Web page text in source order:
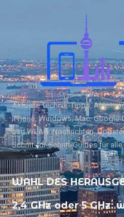
Aktuelle Technik‑Tipps,
iPhone, Windows, Mac,
und WLAN. Nachrichten,
Schritt‑für‑Schritt‑Guides für
WAHL DES
2,4 GHz oder 5 GHz: